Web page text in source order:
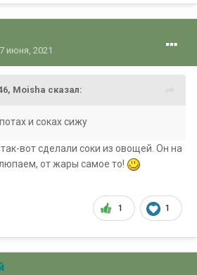
июня, 2021
Moisha сказал:
и соках сижу
вот сделали соки из овощей. Он на
от жары самое то!
1 1